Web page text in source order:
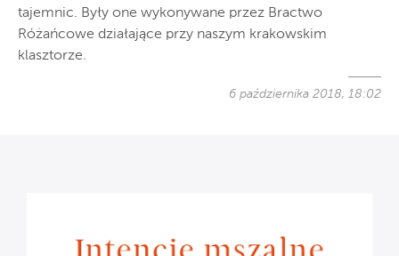
tajemnic. Były one wykonywane przez Bractwo
Różańcowe działające przy naszym krakowskim
klasztorze.
6 października 2018, 18:02